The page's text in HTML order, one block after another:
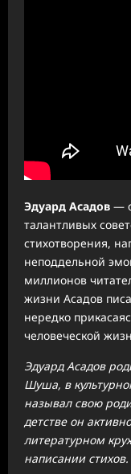
Эдуард Асадов —
талантливых
стихотворения,
неподдельной
миллионов
жизни Асадов
нередко
человеческой
Эдуард Асадов
Шуша, в
называл свою
детстве он
литературном
написании